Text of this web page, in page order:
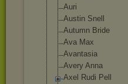
Auri
Austin Snell
Autumn Bride
Ava Max
Avantasia
Avery Anna
Axel Rudi Pell